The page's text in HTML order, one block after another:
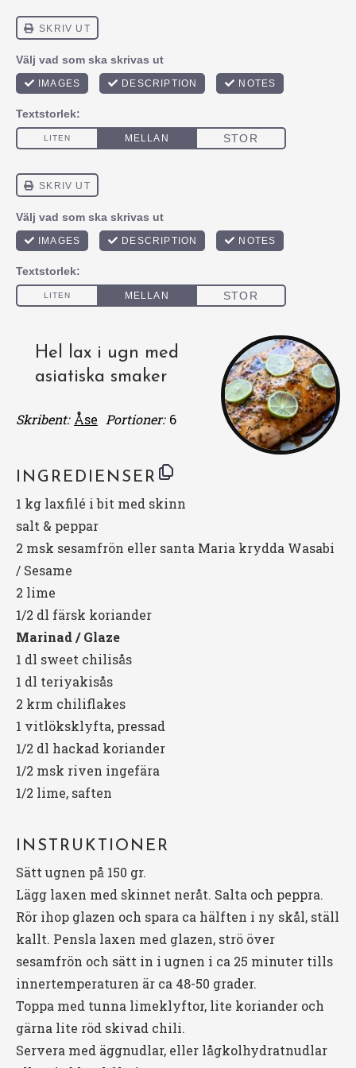
Hel lax i ugn med
asiatiska smaker
Skribent: Åse Portioner: 6
INGREDIENSER
1 kg laxfilé i bit med skinn
salt & peppar
2 msk sesamfrön eller santa Maria krydda Wasabi
/ Sesame
2 lime
1/2 dl färsk koriander
Marinad / Glaze
1 dl sweet chilisås
1 dl teriyakisås
2 krm chiliflakes
1 vitlöksklyfta, pressad
1/2 dl hackad koriander
1/2 msk riven ingefära
1/2 lime, saften
INSTRUKTIONER
Sätt ugnen på 150 gr.
Lägg laxen med skinnet neråt. Salta och peppra.
Rör ihop glazen och spara ca hälften i ny skål, ställ
kallt. Pensla laxen med glazen, strö över
sesamfrön och sätt in i ugnen i ca 25 minuter tills
innertemperaturen är ca 48-50 grader.
Toppa med tunna limeklyftor, lite koriander och
gärna lite röd skivad chili.
Servera med äggnudlar, eller lågkolhydratnudlar